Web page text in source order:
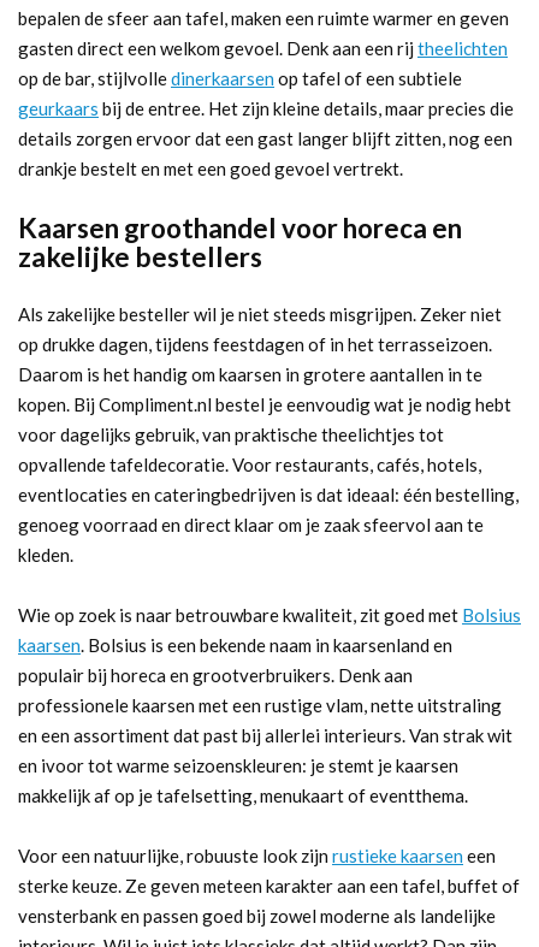
bepalen de sfeer aan tafel, maken een ruimte warmer en geven
gasten direct een welkom gevoel. Denk aan een rij theelichten
op de bar, stijlvolledinerkaarsen op tafel of een subtiele
geurkaars bij de entree. Het zijn kleine details, maar precies die
details zorgen ervoor dat een gast langer blijft zitten, nog een
drankje bestelt en met een goed gevoel vertrekt.
Kaarsen groothandel voor horeca en
zakelijke bestellers
Als zakelijke besteller wil je niet steeds misgrijpen. Zeker niet
op drukke dagen, tijdens feestdagen of in het terrasseizoen.
Daarom is het handig om kaarsen in grotere aantallen in te
kopen. Bij Compliment.nl bestel je eenvoudig wat je nodig hebt
voor dagelijks gebruik, van praktische theelichtjes tot
opvallende tafeldecoratie. Voor restaurants, cafés, hotels,
eventlocaties en cateringbedrijven is dat ideaal: één bestelling,
genoeg voorraad en direct klaar om je zaak sfeervol aan te
kleden.
Wie op zoek is naar betrouwbare kwaliteit, zit goed met Bolsius
kaarsen. Bolsius is een bekende naam in kaarsenland en
populair bij horeca en grootverbruikers. Denk aan
professionele kaarsen met een rustige vlam, nette uitstraling
en een assortiment dat past bij allerlei interieurs. Van strak wit
en ivoor tot warme seizoenskleuren: je stemt je kaarsen
makkelijk af op je tafelsetting, menukaart of eventthema.
Voor een natuurlijke, robuuste look zijn rustieke kaarsen een
sterke keuze. Ze geven meteen karakter aan een tafel, buffet of
vensterbank en passen goed bij zowel moderne als landelijke